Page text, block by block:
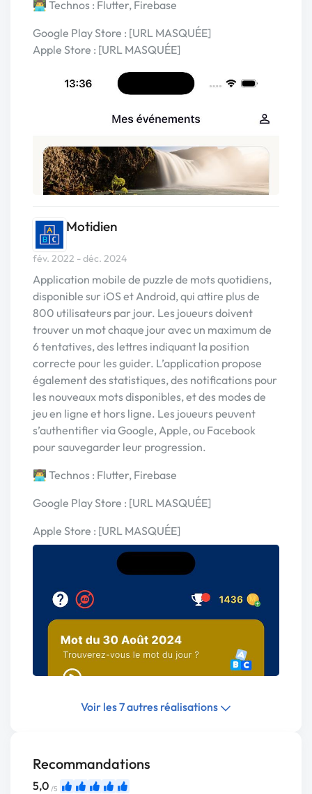
👨‍💻 Technos : Flutter, Firebase
Google Play Store : [URL MASQUÉE]
Apple Store : [URL MASQUÉE]
Motidien
fév. 2022 - déc. 2024
Application mobile de puzzle de mots quotidiens,
disponible sur iOS et Android, qui attire plus de
800 utilisateurs par jour. Les joueurs doivent
trouver un mot chaque jour avec un maximum de
6 tentatives, des lettres indiquant la position
correcte pour les guider. L’application propose
également des statistiques, des notifications pour
les nouveaux mots disponibles, et des modes de
jeu en ligne et hors ligne. Les joueurs peuvent
s’authentifier via Google, Apple, ou Facebook
pour sauvegarder leur progression.
👨‍💻 Technos : Flutter, Firebase
Google Play Store : [URL MASQUÉE]
Apple Store : [URL MASQUÉE]
Voir les 7 autres réalisations
Recommandations
5,0 /5